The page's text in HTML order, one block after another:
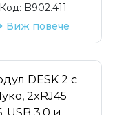
Код: B902.411
Виж повече